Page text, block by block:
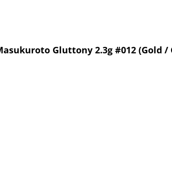
Gluttony 2.3g #012 (Gold /